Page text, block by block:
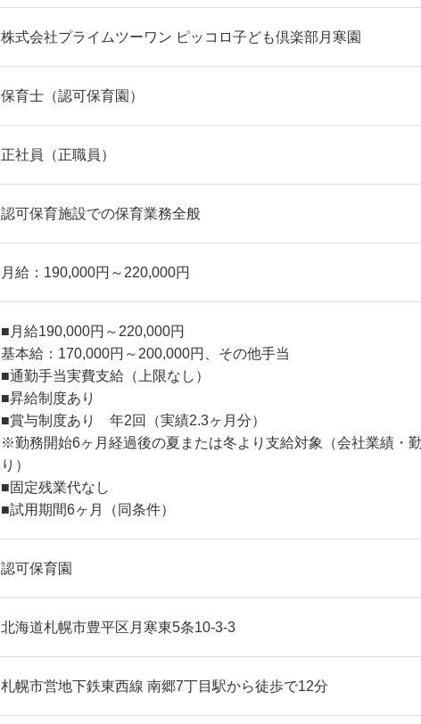
株式会社プライムツーワン ピッコロ子ども倶楽部月寒園
保育士（認可保育園）
正社員（正職員）
認可保育施設での保育業務全般
月給：190,000円～220,000円
■月給190,000円～220,000円
基本給：170,000円～200,000円、その他手当
■通勤手当実費支給（上限なし）
■昇給制度あり
■賞与制度あり 年2回（実績2.3ヶ月分）
※勤務開始6ヶ月経過後の夏または冬より支給対象（会社業績・
り）
■固定残業代なし
■試用期間6ヶ月（同条件）
認可保育園
北海道札幌市豊平区月寒東5条10-3-3
札幌市営地下鉄東西線 南郷7丁目駅から徒歩で12分